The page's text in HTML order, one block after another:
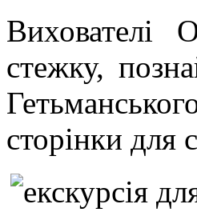
Вихователі
стежку,
сторінки для